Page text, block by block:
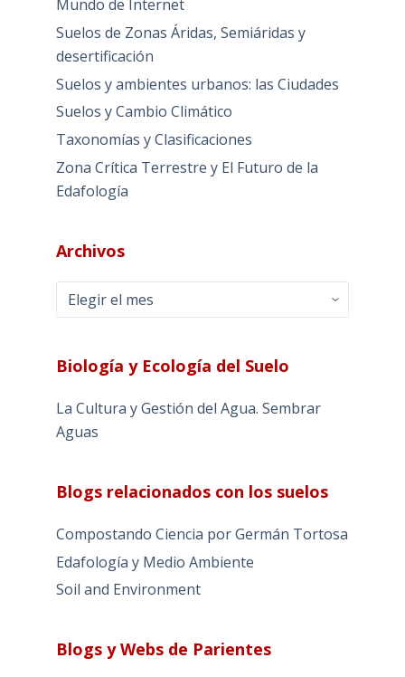
Mundo de Internet
Suelos de Zonas Áridas, Semiáridas y
desertificación
Suelos y ambientes urbanos: las Ciudades
Suelos y Cambio Climático
Taxonomías y Clasificaciones
Zona Crítica Terrestre y El Futuro de la
Edafología
Archivos
Archivos
Biología y Ecología del Suelo
La Cultura y Gestión del Agua. Sembrar
Aguas
Blogs relacionados con los suelos
Compostando Ciencia por Germán Tortosa
Edafología y Medio Ambiente
Soil and Environment
Blogs y Webs de Parientes